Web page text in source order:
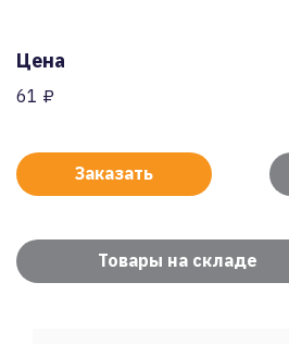
Цена
61 ₽
Заказать
Товары на складе